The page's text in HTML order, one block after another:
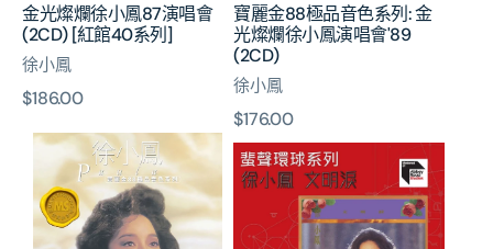
會
(2CD)
[紅
館
系
金光燦爛徐小鳳87演唱會
(2CD) [紅館40系列]
徐小鳳
原
$186.00
金
光
燦
爛
徐
小
鳳
演
會'89
寶麗金88極品音色系列: 金
光燦爛徐小鳳演唱會'89
(2CD)
徐小鳳
原
價
$176.00
寶
88
極
文
明
淚
聲